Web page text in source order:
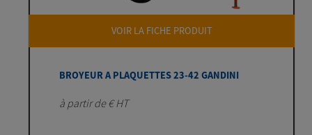
VOIR LA FICHE PRODUIT
BROYEUR A PLAQUETTES 23-42 GANDINI
à partir de € HT